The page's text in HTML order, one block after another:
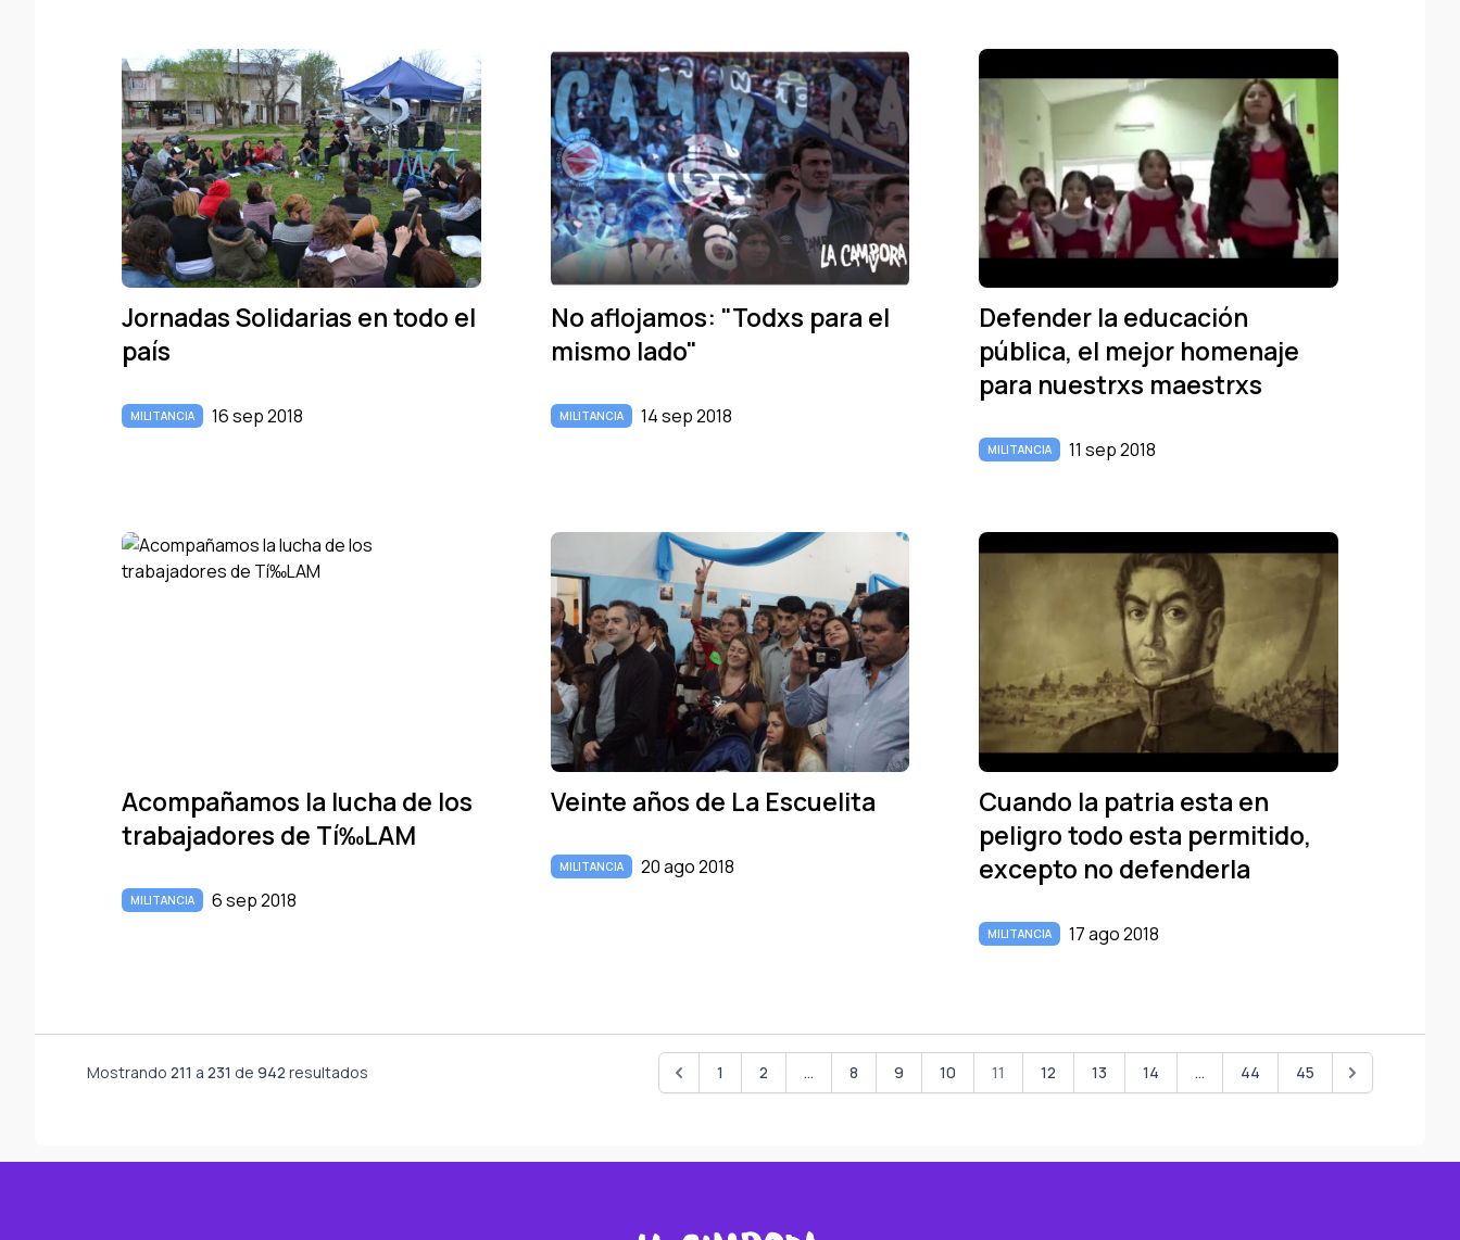
Jornadas Solidarias en todo el
paí­s
MILITANCIA 16 sep 2018
No aflojamos: "Todxs para el
mismo lado"
MILITANCIA 14 sep 2018
Defender la educación
pública, el mejor homenaje
para nuestrxs maestrxs
MILITANCIA 11 sep 2018
Acompañamos la lucha de los
trabajadores de Tí‰LAM
MILITANCIA 6 sep 2018
Veinte años de La Escuelita
MILITANCIA 20 ago 2018
Cuando la patria esta en
peligro todo esta permitido,
excepto no defenderla
MILITANCIA 17 ago 2018
Mostrando 211 a 231 de 942 resultados 1 2 ... 8 9 10 11 12 13 14 ... 44 45